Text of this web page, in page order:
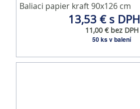
Baliaci papier kraft 90x126 cm
13,53 € s DPH
11,00 € bez DPH
50 ks v balení